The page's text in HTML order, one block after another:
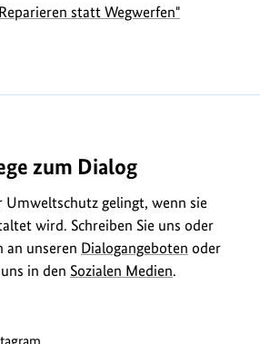
statt Wegwerfen"
zum Dialog
gelingt, wenn sie
wird. Schreiben Sie uns oder
an unseren Dialogangeboten oder
in den Sozialen Medien.